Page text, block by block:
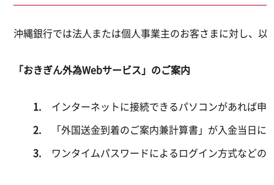
沖縄銀行では法人または個人事業主のお客さまに対し、
「おきぎん外為Webサービス」のご案内
インターネットに接続できるパソコンがあれば
「外国送金到着のご案内兼計算書」が入金当日に
ワンタイムパスワードによるログイン方式など